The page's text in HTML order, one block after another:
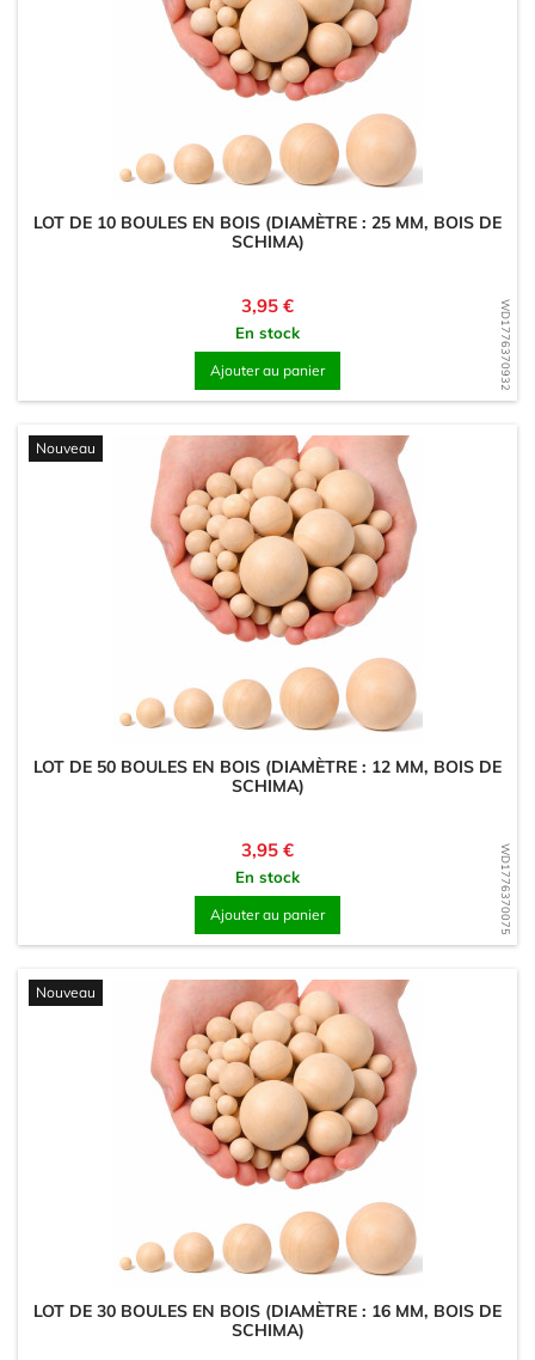
WD1776370932
LOT DE 10 BOULES EN BOIS (DIAMÈTRE : 25 MM, BOIS DE
SCHIMA)
Prix
3,95 €
En stock
Ajouter au panier
WD1776370075
Nouveau
LOT DE 50 BOULES EN BOIS (DIAMÈTRE : 12 MM, BOIS DE
SCHIMA)
Prix
3,95 €
En stock
Ajouter au panier
Nouveau
LOT DE 30 BOULES EN BOIS (DIAMÈTRE : 16 MM, BOIS DE
SCHIMA)